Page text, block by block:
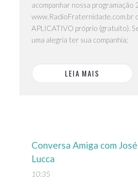
acompanhar nossa programação
www.RadioFraternidade.com.br
APLICATIVO próprio (gratuito).
uma alegria ter sua companhia;
LEIA MAIS
Conversa Amiga com
Lucca
10:35